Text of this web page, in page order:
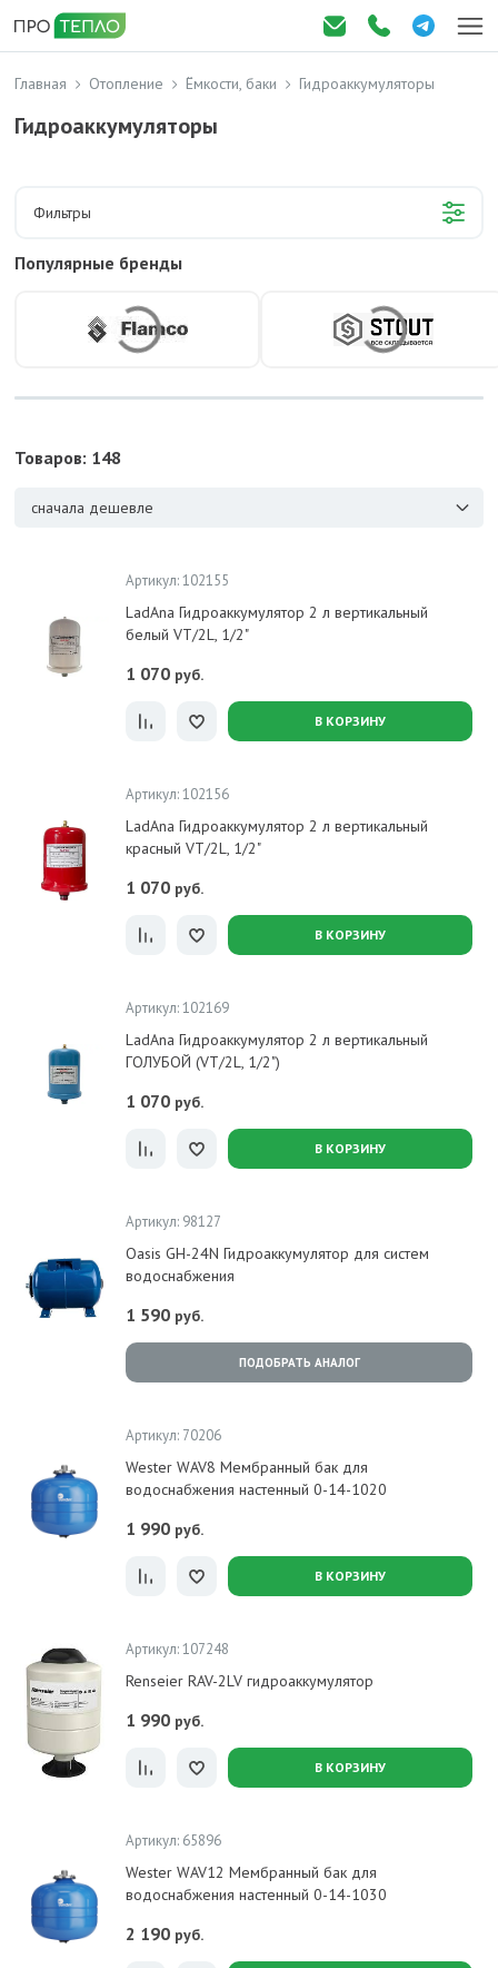
Главная Отопление Ёмкости, баки Гидроаккумуляторы
Гидроаккумуляторы
Фильтры
Популярные бренды
Товаров: 148
сначала дешевле
Артикул: 102155
LadAna Гидроаккумулятор 2 л вертикальный
белый VT/2L, 1/2"
1 070 руб.
В КОРЗИНУ
Артикул: 102156
LadAna Гидроаккумулятор 2 л вертикальный
красный VT/2L, 1/2"
1 070 руб.
В КОРЗИНУ
Артикул: 102169
LadAna Гидроаккумулятор 2 л вертикальный
ГОЛУБОЙ (VT/2L, 1/2")
1 070 руб.
В КОРЗИНУ
Артикул: 98127
Oasis GH-24N Гидроаккумулятор для систем
водоснабжения
1 590 руб.
ПОДОБРАТЬ АНАЛОГ
Артикул: 70206
Wester WAV8 Мембранный бак для
водоснабжения настенный 0-14-1020
1 990 руб.
В КОРЗИНУ
Артикул: 107248
Renseier RAV-2LV гидроаккумулятор
1 990 руб.
В КОРЗИНУ
Артикул: 65896
Wester WAV12 Мембранный бак для
водоснабжения настенный 0-14-1030
2 190 руб.